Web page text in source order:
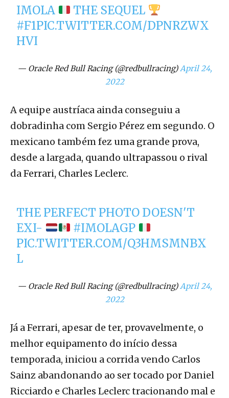
IMOLA
THE SEQUEL
#F1PIC.TWITTER.COM/DPNRZWX
HVI
— Oracle Red Bull Racing (@redbullracing)April 24,
2022
A equipe austríaca ainda conseguiu a
dobradinha com Sergio Pérez em segundo. O
mexicano também fez uma grande prova,
desde a largada, quando ultrapassou o rival
da Ferrari, Charles Leclerc.
THE PERFECT PHOTO DOESN'T
EXI-
#IMOLAGP
PIC.TWITTER.COM/Q3HMSMNBX
L
— Oracle Red Bull Racing (@redbullracing)April 24,
2022
Já a Ferrari, apesar de ter, provavelmente, o
melhor equipamento do início dessa
temporada, iniciou a corrida vendo Carlos
Sainz abandonando ao ser tocado por Daniel
Ricciardo e Charles Leclerc tracionando mal e